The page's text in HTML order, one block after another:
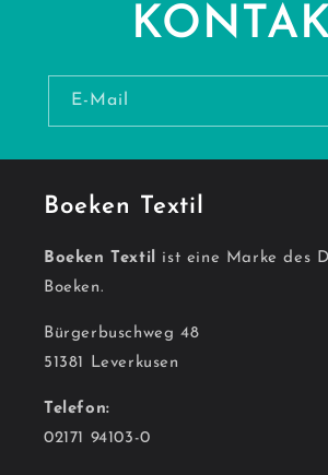
E-Mail
Boeken Textil
Boeken Textil ist eine Marke des
Boeken.
Bürgerbuschweg 48
51381 Leverkusen
Telefon:
02171 94103-0